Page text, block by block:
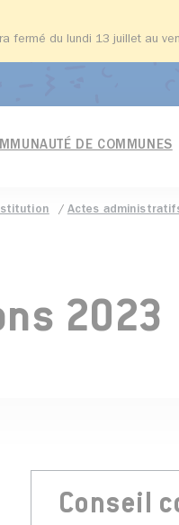
fermé du lundi 13 juillet au
DE COMMUNES
Actes
2023
Conseil